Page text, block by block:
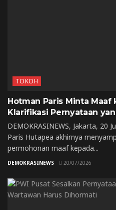
TOKOH
Hotman Paris Minta Maaf
Klarifikasi Pernyataan
DEMOKRASINEWS, Jakarta, 20
Paris Hutapea akhirnya
permohonan maaf kepada...
DEMOKRASINEWS 20/07/2026